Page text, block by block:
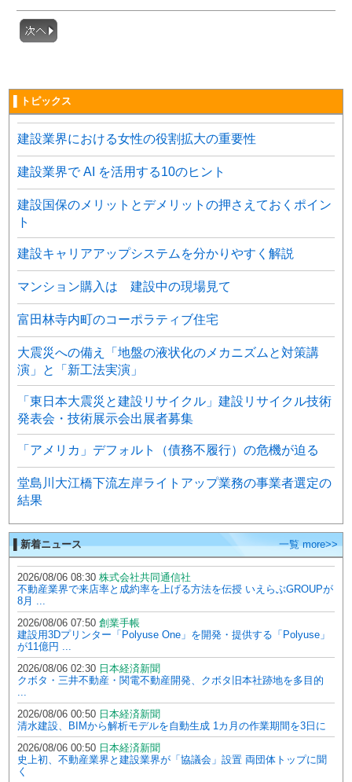
▌トピックス
建設業界における女性の役割拡大の重要性
建設業界で AI を活用する10のヒント
建設国保のメリットとデメリットの押さえておくポイン
ト
建設キャリアアップシステムを分かりやすく解説
マンション購入は 建設中の現場見て
富田林寺内町のコーポラティブ住宅
大震災への備え「地盤の液状化のメカニズムと対策講
演」と「新工法実演」
「東日本大震災と建設リサイクル」建設リサイクル技術
発表会・技術展示会出展者募集
「アメリカ」デフォルト（債務不履行）の危機が迫る
堂島川大江橋下流左岸ライトアップ業務の事業者選定の
結果
▌新着ニュース 一覧 more>>
2026/08/06 08:30 株式会社共同通信社
不動産業界で来店率と成約率を上げる方法を伝授 いえらぶGROUPが
8月 ...
2026/08/06 07:50 創業手帳
建設用3Dプリンター「Polyuse One」を開発・提供する「Polyuse」
が11億円 ...
2026/08/06 02:30 日本経済新聞
クボタ・三井不動産・関電不動産開発、クボタ旧本社跡地を多目的
...
2026/08/06 00:50 日本経済新聞
清水建設、BIMから解析モデルを自動生成 1カ月の作業期間を3日に
2026/08/06 00:50 日本経済新聞
史上初、不動産業界と建設業界が「協議会」設置 両団体トップに聞
く